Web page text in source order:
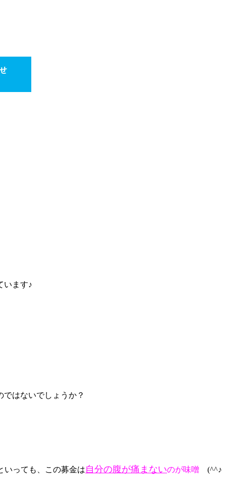
います♪
はないでしょうか？
いっても、この募金は自分の腹が痛まないのが味噌 (^^♪